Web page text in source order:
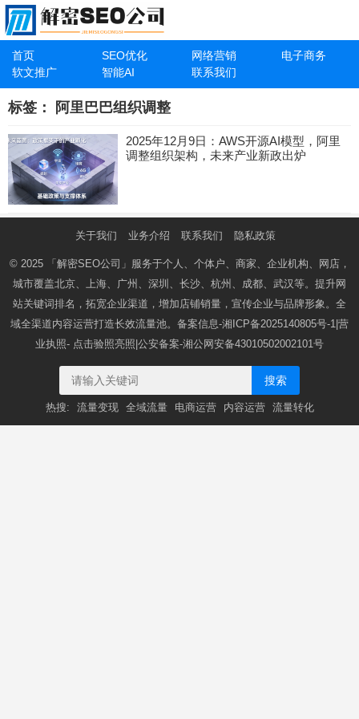
首页 SEO优化 网络营销
电子商务
软文推广
智能AI 联系我们
标签： 阿里巴巴组织调整
2025年12月9日：AWS开源AI模型，阿里
调整组织架构，未来产业新政出炉
关于我们 业务介绍 联系我们 隐私政策
© 2025 「解密SEO公司」 服务于个人、个体户、商家、企业机构、网店，
城市覆盖北京、上海、广州、深圳、长沙、杭州、成都、武汉等。提升网
站关键词排名，拓宽企业渠道，增加店铺销量，宣传企业与品牌形象。全
域全渠道内容运营打造长效流量池。备案信息-湘ICP备2025140805号-1 |营
业执照- 点击验照亮照 |公安备案-湘公网安备43010502002101号
搜索
热搜: 流量变现 全域流量 电商运营 内容运营 流量转化